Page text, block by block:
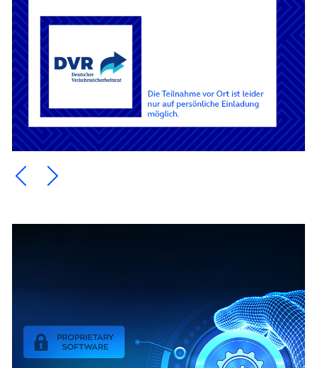
Ein Element zurück blättern
Ein Element weiter blättern